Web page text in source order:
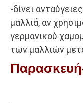
-δίνει
μαλλιά, αν
γερμανικού
των μαλλιών